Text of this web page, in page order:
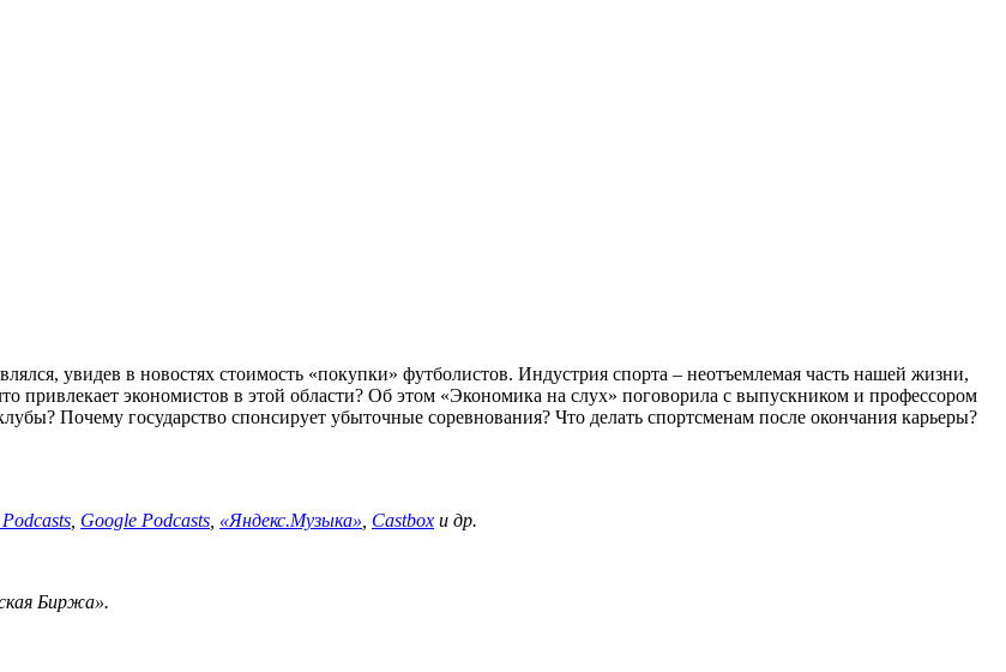
увидев в новостях стоимость «покупки» футболистов. Индустрия спорта – неотъемлемая часть нашей жизни,
привлекает экономистов в этой области? Об этом «Экономика на слух» поговорила с выпускником и профессором
Почему государство спонсирует убыточные соревнования? Что делать спортсменам после окончания карьеры?
Google Podcasts «Яндекс.Музыка» Castbox и др.
Биржа».